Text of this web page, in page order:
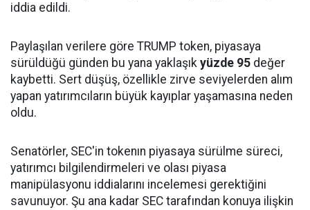
iddia edildi.
Paylaşılan verilere göre TRUMP token, piyasaya
sürüldüğü günden bu yana yaklaşık yüzde 95 değer
kaybetti. Sert düşüş, özellikle zirve seviyelerden alım
yapan yatırımcıların büyük kayıplar yaşamasına neden
oldu.
Senatörler, SEC'in tokenın piyasaya sürülme süreci,
yatırımcı bilgilendirmeleri ve olası piyasa
manipülasyonu iddialarını incelemesi gerektiğini
savunuyor. Şu ana kadar SEC tarafından konuya ilişkin